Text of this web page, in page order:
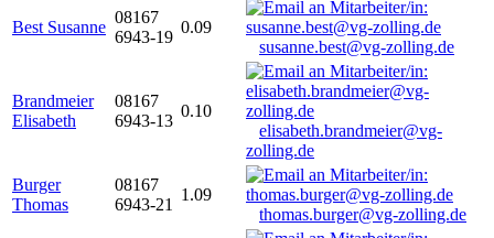
Best Susanne
08167
6943-19
0.09
susanne.best@vg-zolling.de
Brandmeier
Elisabeth
08167
6943-13
0.10
elisabeth.brandmeier@vg-
zolling.de
Burger
Thomas
08167
6943-21
1.09
thomas.burger@vg-zolling.de